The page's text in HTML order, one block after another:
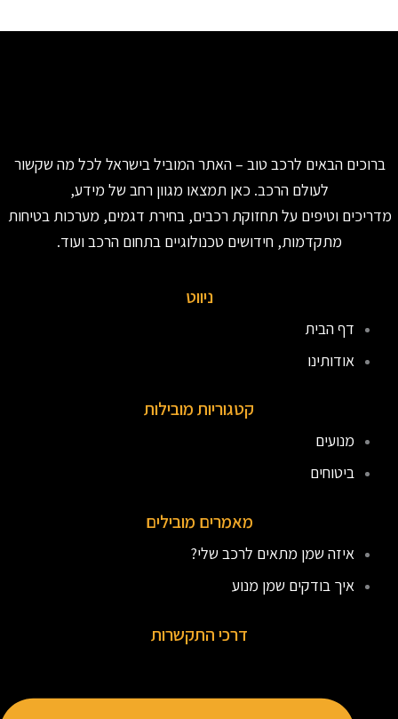
ברוכים הבאים לרכב טוב – האתר המוביל בישראל לכל מה שקשור
לעולם הרכב. כאן תמצאו מגוון רחב של מידע,
מדריכים וטיפים על תחזוקת רכבים, בחירת דגמים, מערכות בטיחות
מתקדמות, חידושים טכנולוגיים בתחום הרכב ועוד.
ניווט
דף הבית
אודותינו
קטגוריות מובילות
מנועים
ביטוחים
מאמרים מובילים
איזה שמן מתאים לרכב שלי?
איך בודקים שמן מנוע
דרכי התקשרות